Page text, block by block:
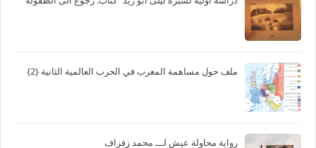
ملف حول مساهمة المغرب في الحرب العالمية الثانية {2}
رواية محاولة عيش لـــ محمد زفزاف